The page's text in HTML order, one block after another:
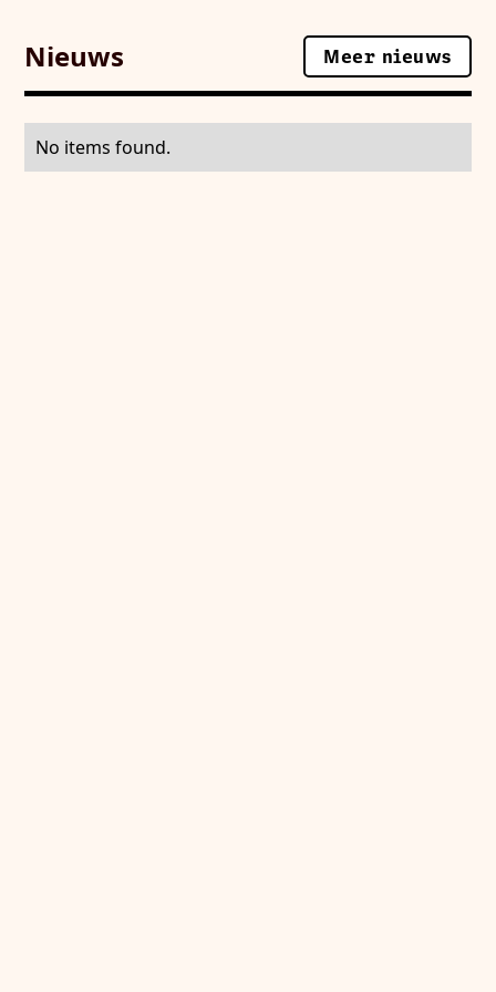
Nieuws
Meer nieuws
Meer nieuws
No items found.